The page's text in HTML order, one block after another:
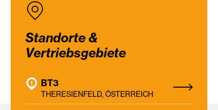
Standorte &
Vertriebsgebiete
BT3
THERESIENFELD, ÖSTERREICH